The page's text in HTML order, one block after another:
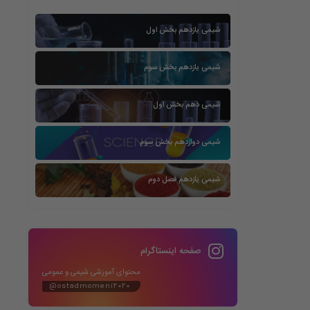
شیمی یازدهم بخش اول
شیمی یازدهم بخش سوم
شیمی دهم بخش اول
شیمی دوازدهم بخش سوم
شیمی یازدهم فصل دوم
صفحه اینستاگرام
محتوای آموزشی شیمی و عمومی
@ostadmomeni2020